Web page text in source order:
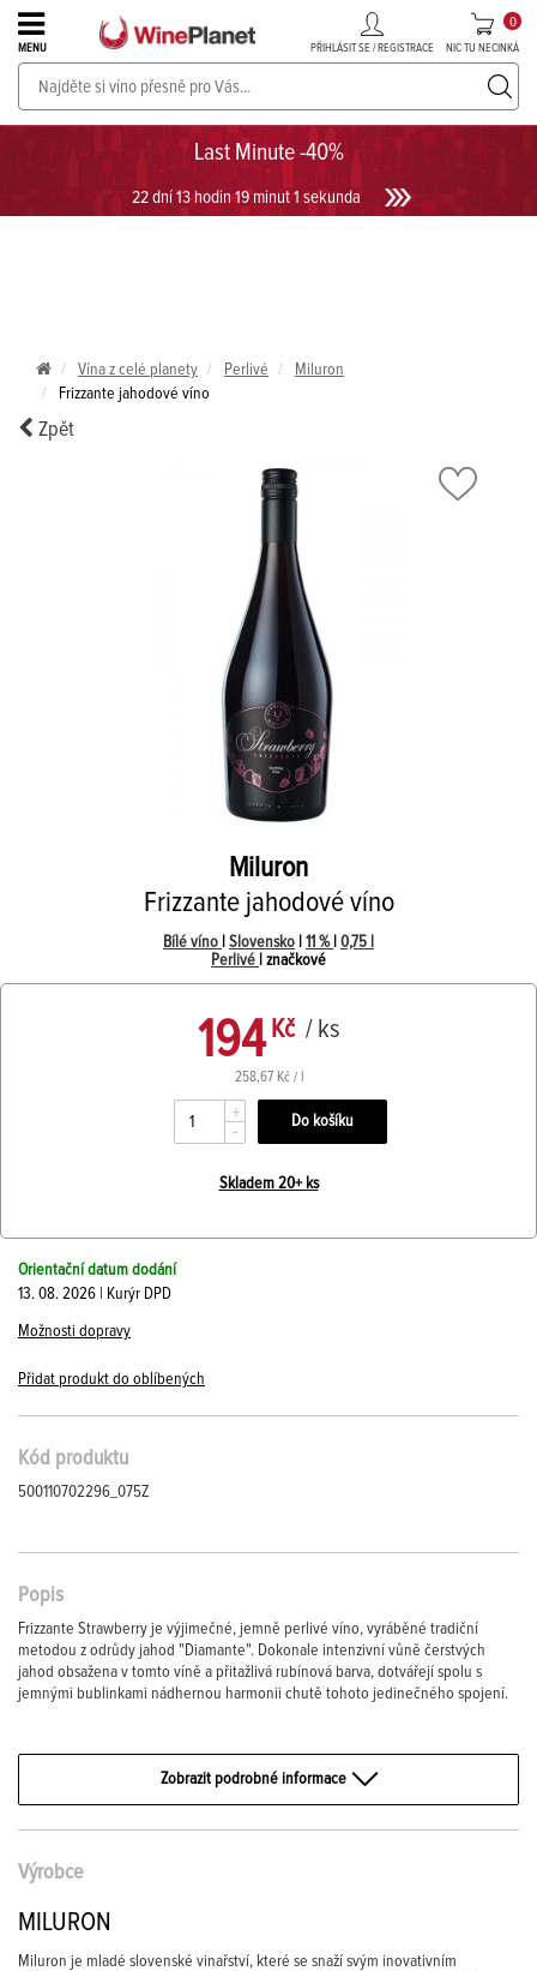
Last Minute -40%
22 dní 13 hodin 19 minut 1 sekunda
MENU PŘIHLÁSIT SE / REGISTRACE NIC TU NECINKÁ
0
PROSECCO v akci až do -30%!UKÁZAT PROSECCO
Vína z celé planety Perlivé
Miluron
Frizzante jahodové víno
Zpět
Miluron
Frizzante jahodové víno
Bílé víno Slovensko 11 % 0,75 l
Perlivé
| značkové
194 Kč / ks
258,67 Kč / l
+
-
Skladem 20+ ks
Orientační datum dodání
13. 08. 2026 | Kurýr DPD
Možnosti dopravy
Přidat produkt do oblíbených
Kód produktu
500110702296_075Z
Popis
Frizzante Strawberry je výjimečné, jemně perlivé víno, vyráběné tradiční
metodou z odrůdy jahod "Diamante". Dokonale intenzivní vůně čerstvých
jahod obsažena v tomto víně a přitažlivá rubínová barva, dotvářejí spolu s
jemnými bublinkami nádhernou harmonii chutě tohoto jedinečného spojení.
Zobrazit podrobné informace
Výrobce
MILURON
Miluron je mladé slovenské vinařství, které se snaží svým inovativním